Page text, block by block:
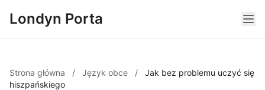
Londyn Porta
Strona główna / Język obce /
Jak bez problemu uczyć się
hiszpańskiego